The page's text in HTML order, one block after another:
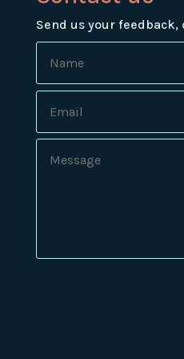
Send us your feedback,